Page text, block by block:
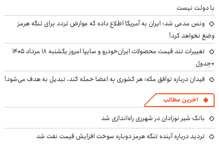
با دولت نیست
ونس مدعی شد: ایران به آمریکا اطلاع داده که عوارض تردد برای تنگه هرمز
وضع نخواهد کرد!
تغییرات تند قیمت محصولات ایران‌خودرو و سایپا امروز یکشنبه ۱۸ مرداد ۱۴۰۵
+جدول
فیدان درباره توافق مکه: هر کشوری به اعضا حمله کند، تبدیل به هدف می‌شود!
آخرین مطالب
بانک شیر نوزادان در شهرری راه‌اندازی شد
تردید درباره آینده تنگه هرمز دوباره سوخت افزایش قیمت نفت شد